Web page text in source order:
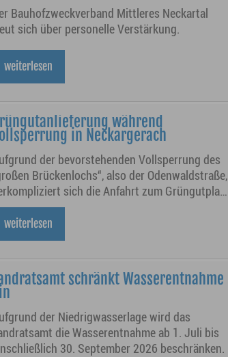
Bauhofzweckverband Mittleres Neckartal
sich über personelle Verstärkung.
weiterlesen
während
in Neckargerach
der bevorstehenden Vollsperrung des
Brückenlochs“, also der Odenwaldstraße,
sich die Anfahrt zum Grüngutplatz
Lauerskreuz.
weiterlesen
schränkt Wasserentnahme
der Niedrigwasserlage wird das
die Wasserentnahme ab 1. Juli bis
30. September 2026 beschränken.